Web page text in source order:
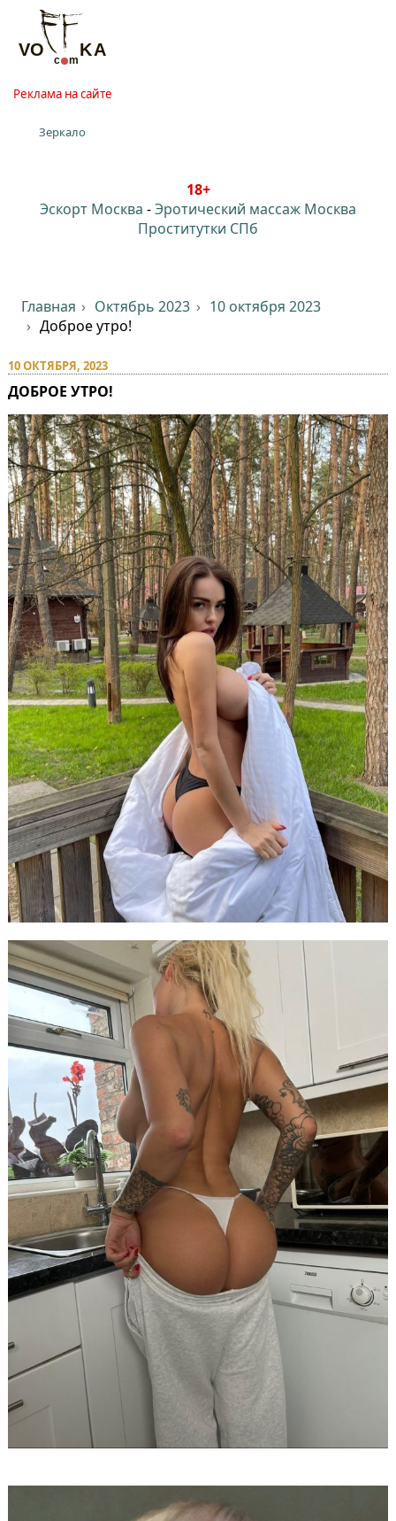
Реклама на сайте
Зеркало
18+
Эскорт Москва -Эротический массаж Москва
Проститутки СПб
Главная Октябрь 2023
10 октября 2023
Доброе утро!
10 ОКТЯБРЯ, 2023
ДОБРОЕ УТРО!